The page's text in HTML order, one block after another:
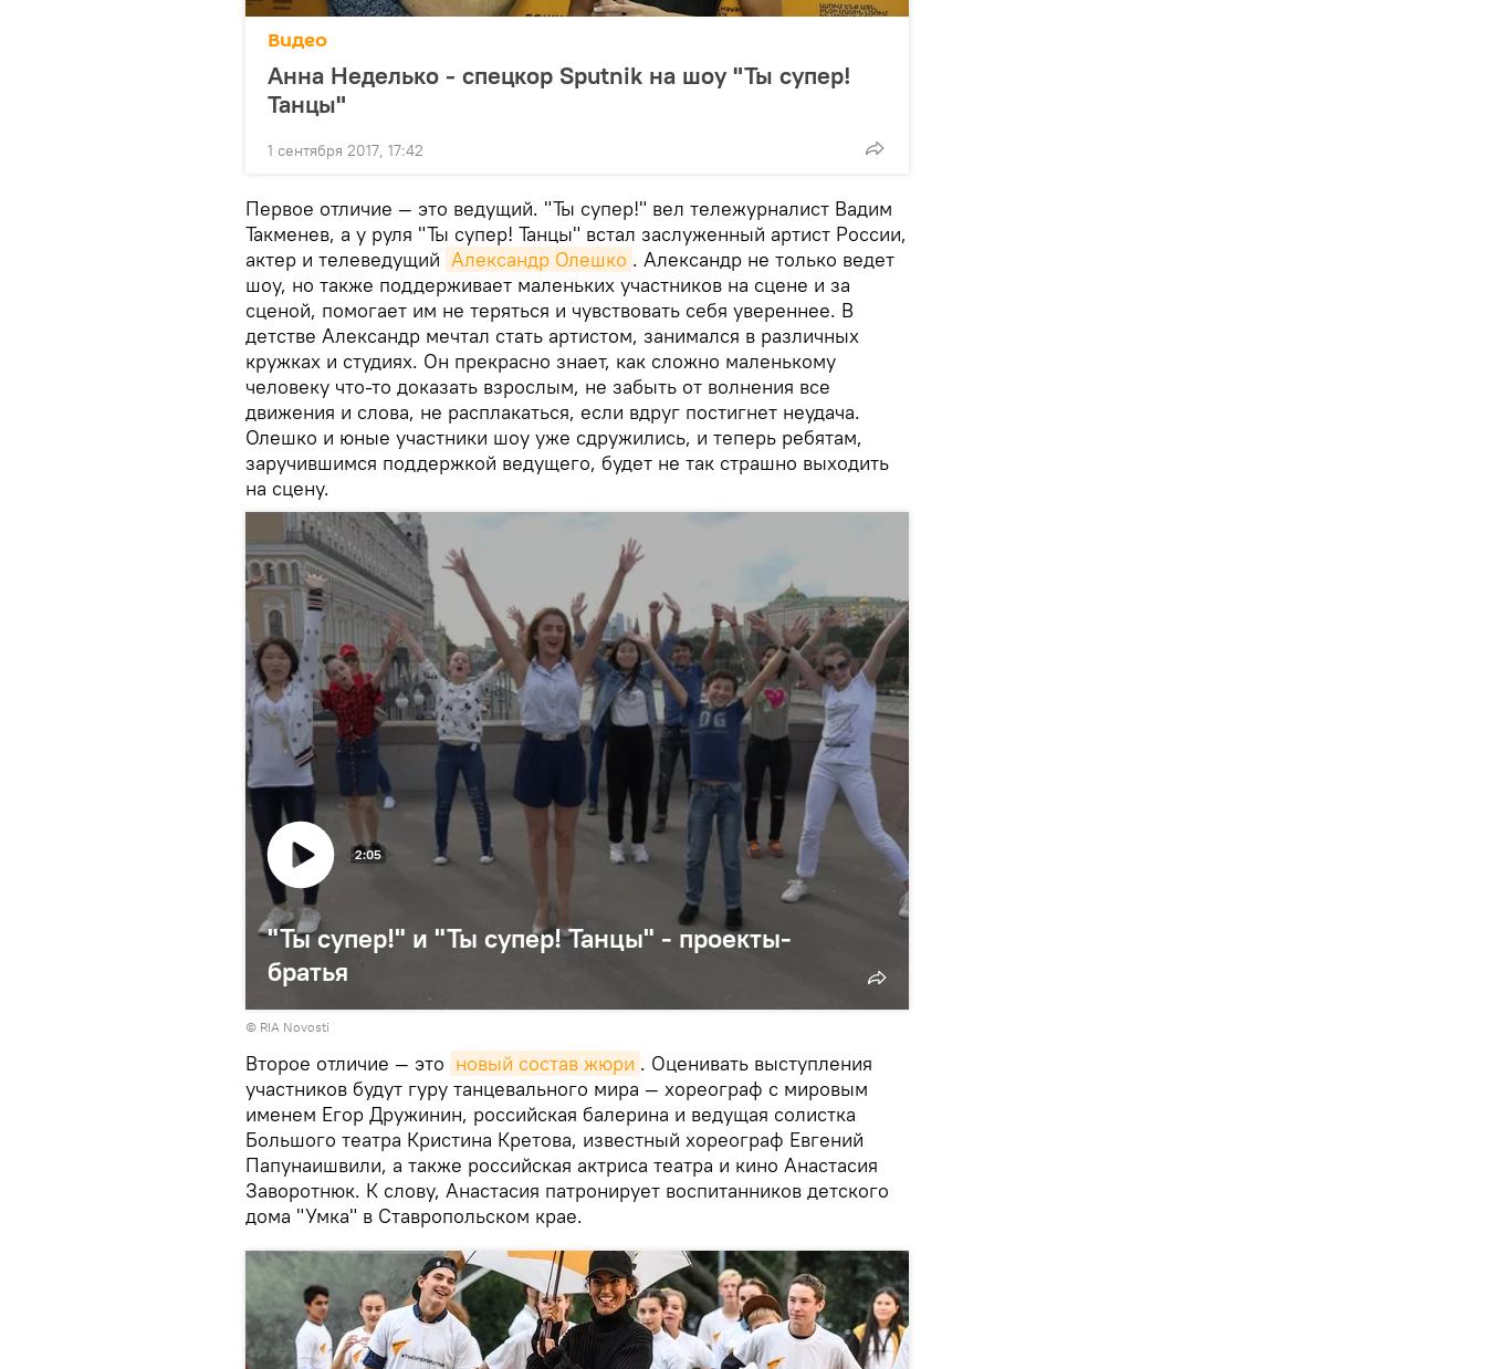
Видео
Анна Неделько - спецкор Sputnik на шоу "Ты супер!
Танцы"
1 сентября 2017, 17:42
Первое отличие — это ведущий. "Ты супер!" вел тележурналист Вадим
Такменев, а у руля "Ты супер! Танцы" встал заслуженный артист России,
актер и телеведущий Александр Олешко . Александр не только ведет
шоу, но также поддерживает маленьких участников на сцене и за
сценой, помогает им не теряться и чувствовать себя увереннее. В
детстве Александр мечтал стать артистом, занимался в различных
кружках и студиях. Он прекрасно знает, как сложно маленькому
человеку что-то доказать взрослым, не забыть от волнения все
движения и слова, не расплакаться, если вдруг постигнет неудача.
Олешко и юные участники шоу уже сдружились, и теперь ребятам,
заручившимся поддержкой ведущего, будет не так страшно выходить
на сцену.
"Ты супер!" и "Ты супер! Танцы" - проекты-
братья
2:05
© RIA Novosti
Второе отличие — это новый состав жюри . Оценивать выступления
участников будут гуру танцевального мира — хореограф с мировым
именем Егор Дружинин, российская балерина и ведущая солистка
Большого театра Кристина Кретова, известный хореограф Евгений
Папунаишвили, а также российская актриса театра и кино Анастасия
Заворотнюк. К слову, Анастасия патронирует воспитанников детского
дома "Умка" в Ставропольском крае.